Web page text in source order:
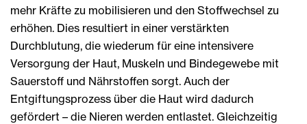
mehr Kräfte zu mobilisieren und den Stoffwechsel zu
erhöhen. Dies resultiert in einer verstärkten
Durchblutung, die wiederum für eine intensivere
Versorgung der Haut, Muskeln und Bindegewebe mit
Sauerstoff und Nährstoffen sorgt. Auch der
Entgiftungsprozess über die Haut wird dadurch
gefördert – die Nieren werden entlastet. Gleichzeitig